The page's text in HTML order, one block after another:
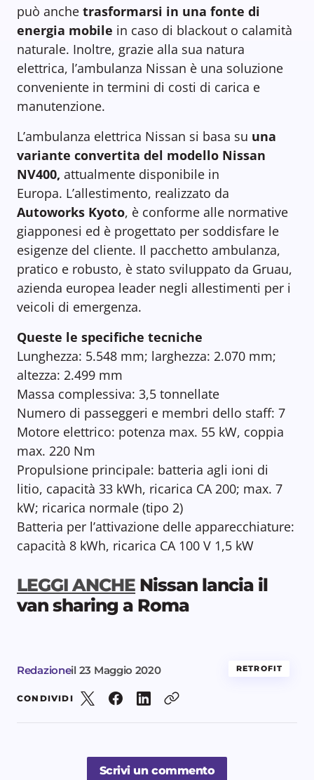
può anche trasformarsi in una fonte di
energia mobile in caso di blackout o calamità
naturale. Inoltre, grazie alla sua natura
elettrica, l’ambulanza Nissan è una soluzione
conveniente in termini di costi di carica e
manutenzione.
L’ambulanza elettrica Nissan si basa su una
variante convertita del modello Nissan
NV400, attualmente disponibile in
Europa. L’allestimento, realizzato da
Autoworks Kyoto, è conforme alle normative
giapponesi ed è progettato per soddisfare le
esigenze del cliente. Il pacchetto ambulanza,
pratico e robusto, è stato sviluppato da Gruau,
azienda europea leader negli allestimenti per i
veicoli di emergenza.
Queste le specifiche tecniche
Lunghezza: 5.548 mm; larghezza: 2.070 mm;
altezza: 2.499 mm
Massa complessiva: 3,5 tonnellate
Numero di passeggeri e membri dello staff: 7
Motore elettrico: potenza max. 55 kW, coppia
max. 220 Nm
Propulsione principale: batteria agli ioni di
litio, capacità 33 kWh, ricarica CA 200; max. 7
kW; ricarica normale (tipo 2)
Batteria per l’attivazione delle apparecchiature:
capacità 8 kWh, ricarica CA 100 V 1,5 kW
LEGGI ANCHE Nissan lancia il
van sharing a Roma
Redazioneil 23 Maggio 2020 RETROFIT
CONDIVIDI
Scrivi un commento